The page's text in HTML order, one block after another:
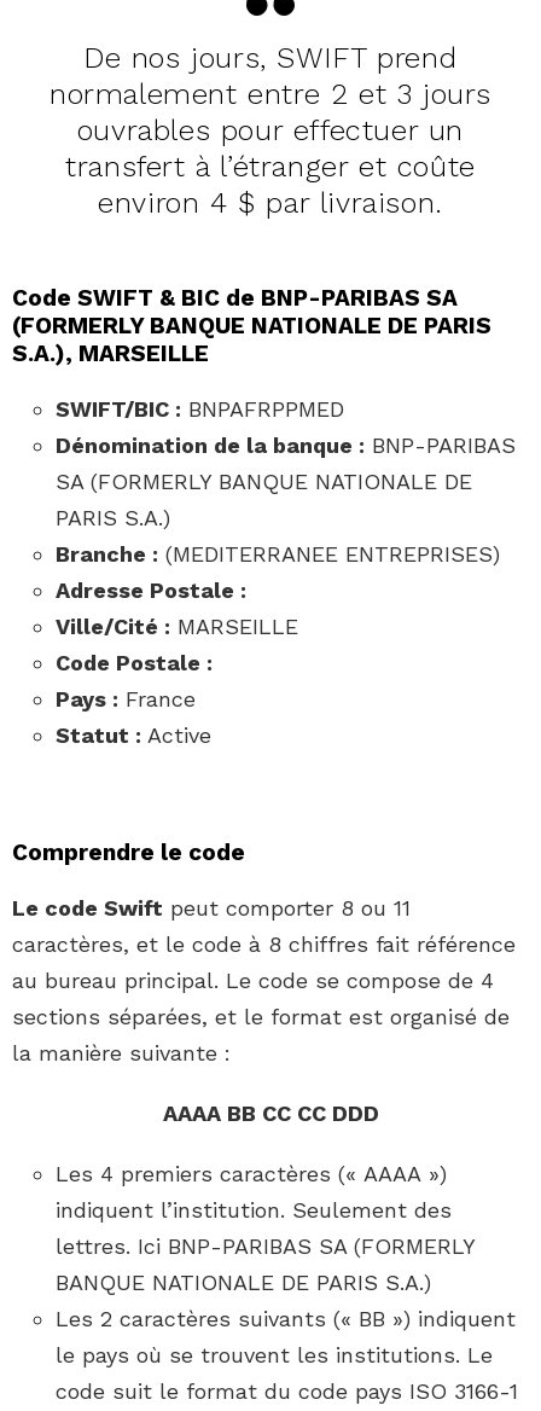
De nos jours, SWIFT prend
normalement entre 2 et 3 jours
ouvrables pour effectuer un
transfert à l’étranger et coûte
environ 4 $ par livraison.
Code SWIFT & BIC de BNP-PARIBAS SA
(FORMERLY BANQUE NATIONALE DE PARIS
S.A.), MARSEILLE
SWIFT/BIC : BNPAFRPPMED
Dénomination de la banque : BNP-PARIBAS
SA (FORMERLY BANQUE NATIONALE DE
PARIS S.A.)
Branche : (MEDITERRANEE ENTREPRISES)
Adresse Postale :
Ville/Cité : MARSEILLE
Code Postale :
Pays : France
Statut : Active
Comprendre le code
Le code Swift peut comporter 8 ou 11
caractères, et le code à 8 chiffres fait référence
au bureau principal. Le code se compose de 4
sections séparées, et le format est organisé de
la manière suivante :
AAAA BB CC CC DDD
Les 4 premiers caractères (« AAAA »)
indiquent l’institution. Seulement des
lettres. Ici BNP-PARIBAS SA (FORMERLY
BANQUE NATIONALE DE PARIS S.A.)
Les 2 caractères suivants (« BB ») indiquent
le pays où se trouvent les institutions. Le
code suit le format du code pays ISO 3166-1